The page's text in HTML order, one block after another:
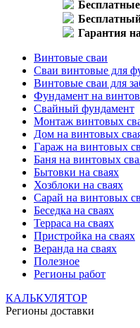
Гарантия
Винтовые сваи
Сваи винтовые для
Винтовые сваи для
Фундамент на
Свайный фундамент
Монтаж винтовых
Дом на винтовых
Гараж на винтовых
Баня на винтовых
Бытовки на сваях
Хозблоки на сваях
Сарай на винтовых
Беседка на сваях
Терраса на сваях
Пристройка на сваях
Веранда на сваях
Полезное
Регионы работ
КАЛЬКУЛЯТОР
Регионы доставки